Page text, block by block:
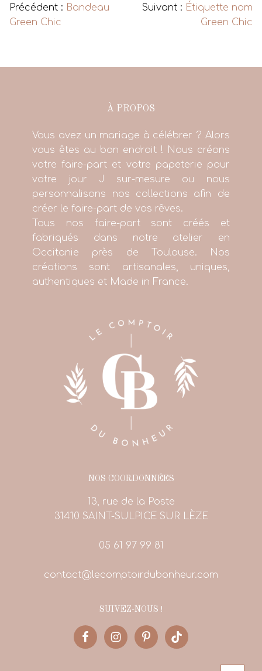
Précédent : Bandeau
Green Chic
Suivant : Étiquette nom
Green Chic
À PROPOS
Vous avez un mariage à célébrer ? Alors
vous êtes au bon endroit ! Nous créons
votre faire-part et votre papeterie pour
votre jour J sur-mesure ou nous
personnalisons nos collections afin de
créer le faire-part de vos rêves.
Tous nos faire-part sont créés et
fabriqués dans notre atelier en
Occitanie près de Toulouse. Nos
créations sont artisanales, uniques,
authentiques et Made in France.
NOS COORDONNÉES
13, rue de la Poste
31410 SAINT-SULPICE SUR LÈZE
05 61 97 99 81
contact@lecomptoirdubonheur.com
SUIVEZ-NOUS !